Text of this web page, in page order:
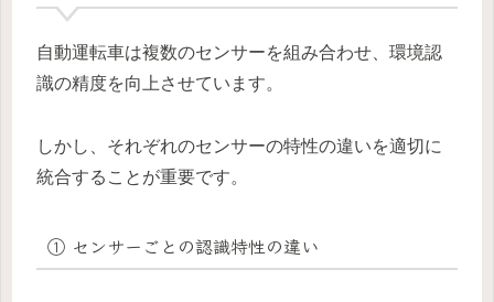
自動運転車は複数のセンサーを組み合わせ、環境認
識の精度を向上させています。
しかし、それぞれのセンサーの特性の違いを適切に
統合することが重要です。
① センサーごとの認識特性の違い